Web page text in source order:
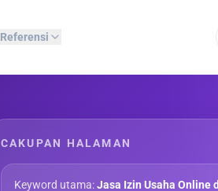
Referensi
CAKUPAN HALAMAN
Keyword utama:Jasa Izin Usaha Online